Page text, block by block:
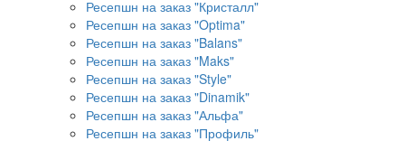
Ресепшн на заказ "Кристалл"
Ресепшн на заказ "Optima"
Ресепшн на заказ "Balans"
Ресепшн на заказ "Maks"
Ресепшн на заказ "Style"
Ресепшн на заказ "Dinamik"
Ресепшн на заказ "Альфа"
Ресепшн на заказ "Профиль"